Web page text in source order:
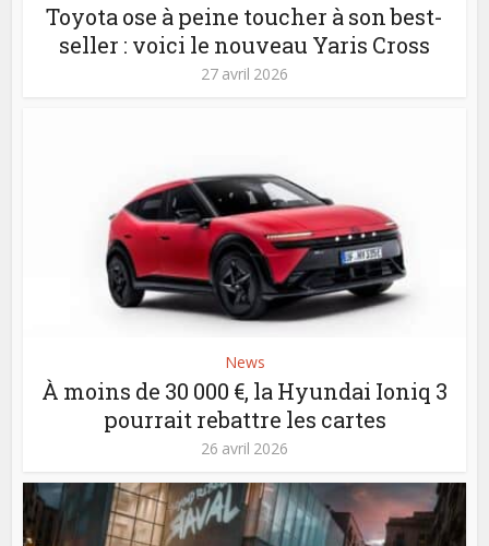
Toyota ose à peine toucher à son best-
seller : voici le nouveau Yaris Cross
27 avril 2026
News
À moins de 30 000 €, la Hyundai Ioniq 3
pourrait rebattre les cartes
26 avril 2026